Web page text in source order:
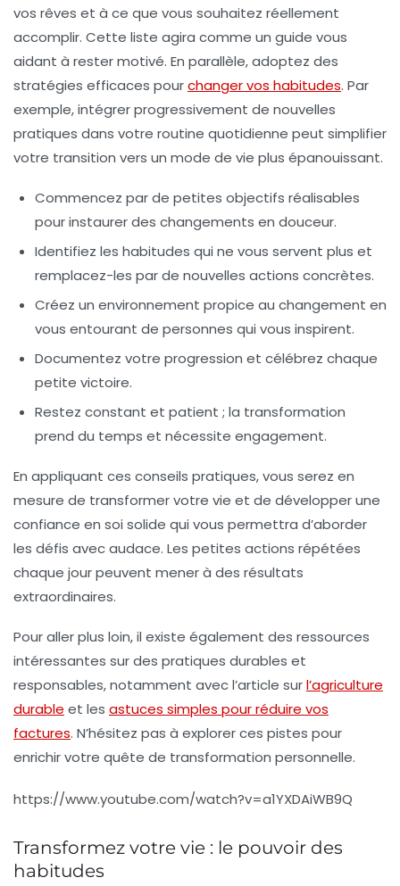
vos rêves et à ce que vous souhaitez réellement
accomplir. Cette liste agira comme un guide vous
aidant à rester motivé. En parallèle, adoptez des
stratégies efficaces pourchanger vos habitudes. Par
exemple, intégrer progressivement de nouvelles
pratiques dans votre routine quotidienne peut simplifier
votre transition vers un mode de vie plus épanouissant.
Commencez par de petites objectifs réalisables
pour instaurer des changements en douceur.
Identifiez les habitudes qui ne vous servent plus et
remplacez-les par de nouvelles actions concrètes.
Créez un environnement propice au changement en
vous entourant de personnes qui vous inspirent.
Documentez votre progression et célébrez chaque
petite victoire.
Restez constant et patient ; la transformation
prend du temps et nécessite engagement.
En appliquant ces conseils pratiques, vous serez en
mesure de transformer votre vie et de développer une
confiance en soi solide qui vous permettra d’aborder
les défis avec audace. Les petites actions répétées
chaque jour peuvent mener à des résultats
extraordinaires.
Pour aller plus loin, il existe également des ressources
intéressantes sur des pratiques durables et
responsables, notamment avec l’article surl’agriculture
durable et les astuces simples pour réduire vos
factures. N’hésitez pas à explorer ces pistes pour
enrichir votre quête de transformation personnelle.
https://www.youtube.com/watch?v=a1YXDAiWB9Q
Transformez votre vie : le pouvoir des
habitudes